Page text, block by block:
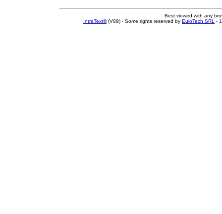
Best viewed with any
IntraText®(V89) - Some rights reserved by EuloTech SRL -